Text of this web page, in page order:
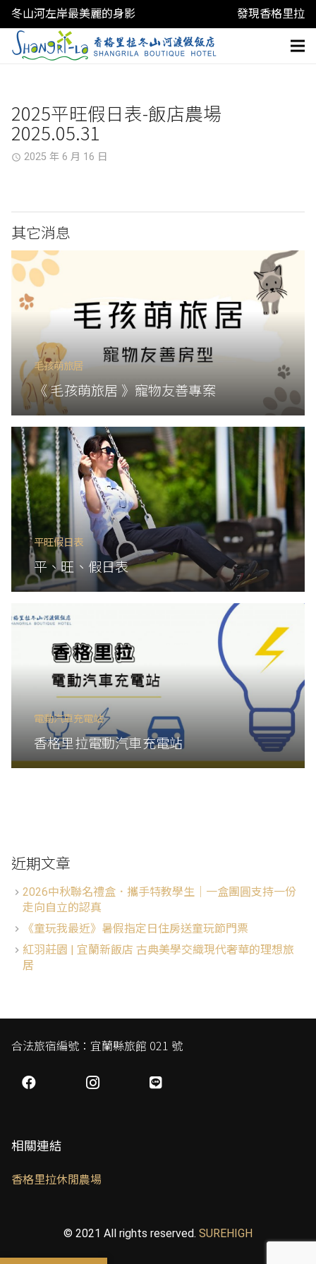
冬山河左岸最美麗的身影 發現香格里拉
2025平旺假日表-飯店農場
2025.05.31
access_time 2025 年 6 月 16 日
其它消息
毛孩萌旅居
《 毛孩萌旅居 》寵物友善專案
平旺假日表
平、旺、假日表
電動汽車充電站
香格里拉電動汽車充電站
近期文章
2026中秋聯名禮盒．攜手特教學生│一盒團圓支持一份
走向自立的認真
《童玩我最近》暑假指定日住房送童玩節門票
紅羽莊園 | 宜蘭新飯店 古典美學交織現代奢華的理想旅
居
合法旅宿編號：宜蘭縣旅館 021 號
相關連結
香格里拉休閒農場
© 2021 All rights reserved. SUREHIGH